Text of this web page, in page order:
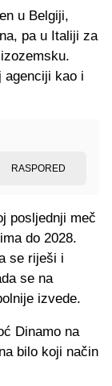
u Belgiji,
pa u Italiji za
agenciji kao i
RASPORED
posljednji meč
do 2028.
se riješi i
se na
izvede.
Dinamo na
bilo koji način